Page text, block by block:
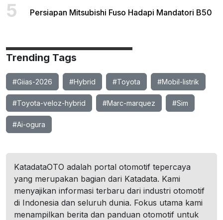
5 Persiapan Mitsubishi Fuso Hadapi Mandatori B50
Trending Tags
#Giias-2026 #Hybrid #Toyota #Mobil-listrik
#Toyota-veloz-hybrid #Marc-marquez #Sim
#Ai-ogura
KatadataOTO adalah portal otomotif tepercaya
yang merupakan bagian dari Katadata. Kami
menyajikan informasi terbaru dari industri otomotif
di Indonesia dan seluruh dunia. Fokus utama kami
menampilkan berita dan panduan otomotif untuk